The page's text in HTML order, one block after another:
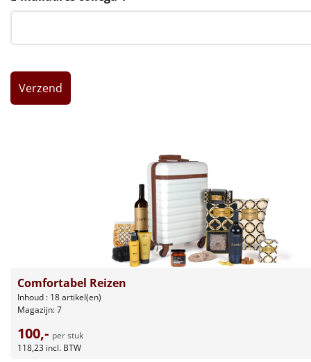
Vrouwen
Duurzaam
Leuke
Goedkope
Tas
Wake up light
Comfortabel Reizen
Inhoud : 18 artikel(en)
Magazijn: 7
100,- per stuk
118,23 incl. BTW